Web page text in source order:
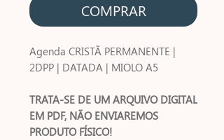
COMPRAR
Agenda CRISTÃ PERMANENTE |
2DPP | DATADA | MIOLO A5
TRATA-SE DE UM ARQUIVO DIGITAL
EM PDF, NÃO ENVIAREMOS
PRODUTO FÍSICO!